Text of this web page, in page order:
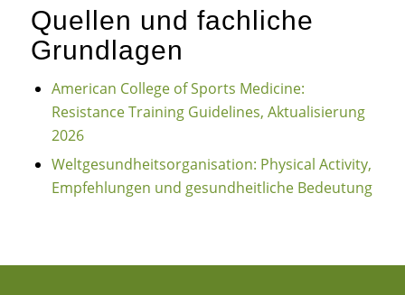
Quellen und fachliche
Grundlagen
American College of Sports Medicine:
Resistance Training Guidelines, Aktualisierung
2026
Weltgesundheitsorganisation: Physical Activity,
Empfehlungen und gesundheitliche Bedeutung